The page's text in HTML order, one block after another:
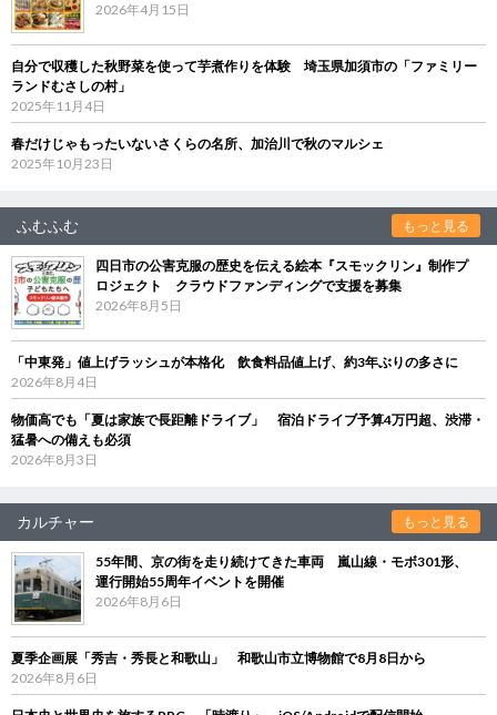
2026年4月15日
自分で収穫した秋野菜を使って芋煮作りを体験 埼玉県加須市の「ファミリー
ランドむさしの村」
2025年11月4日
春だけじゃもったいないさくらの名所、加治川で秋のマルシェ
2025年10月23日
ふむふむ もっと見る
四日市の公害克服の歴史を伝える絵本『スモックリン』制作プ
ロジェクト クラウドファンディングで支援を募集
2026年8月5日
「中東発」値上げラッシュが本格化 飲食料品値上げ、約3年ぶりの多さに
2026年8月4日
物価高でも「夏は家族で長距離ドライブ」 宿泊ドライブ予算4万円超、渋滞・
猛暑への備えも必須
2026年8月3日
カルチャー もっと見る
55年間、京の街を走り続けてきた車両 嵐山線・モボ301形、
運行開始55周年イベントを開催
2026年8月6日
夏季企画展「秀吉・秀長と和歌山」 和歌山市立博物館で8月8日から
2026年8月6日